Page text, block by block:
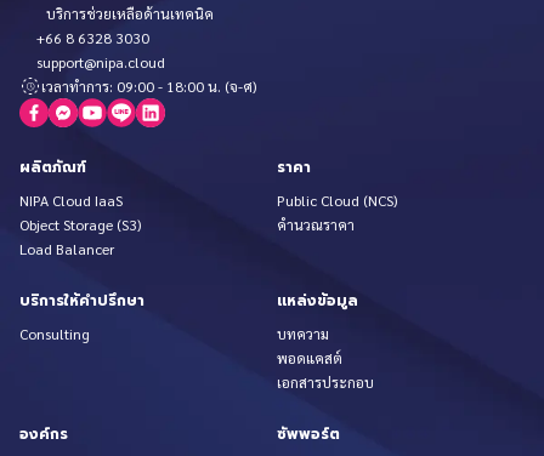
บริการช่วยเหลือด้านเทคนิค
+66 8 6328 3030
support@nipa.cloud
เวลาทำการ: 09:00 - 18:00 น. (จ-ศ)
ผลิตภัณฑ์
NIPA Cloud IaaS
Object Storage (S3)
Load Balancer
ราคา
Public Cloud (NCS)
คำนวณราคา
บริการให้คำปรึกษา
Consulting
แหล่งข้อมูล
บทความ
พอดแคสต์
เอกสารประกอบ
องค์กร ซัพพอร์ต